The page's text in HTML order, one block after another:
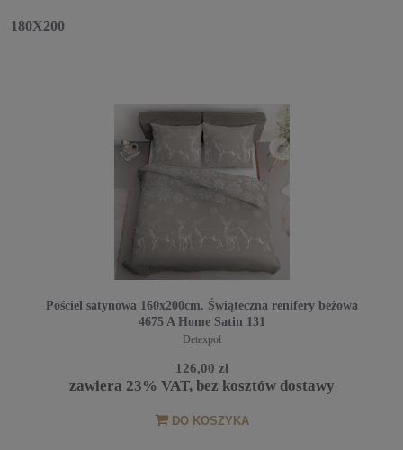
180X200
Pościel satynowa 160x200cm. Świąteczna renifery beżowa
4675 A Home Satin 131
Detexpol
126,00 zł
zawiera 23% VAT, bez kosztów dostawy
DO KOSZYKA